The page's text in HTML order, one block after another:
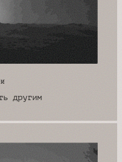
другим